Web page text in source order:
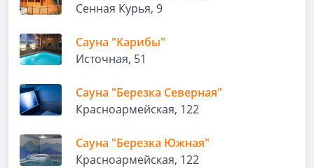
Сенная Курья, 9
Сауна "Карибы"
Источная, 51
Сауна "Березка Северная"
Красноармейская, 122
Сауна "Березка Южная"
Красноармейская, 122